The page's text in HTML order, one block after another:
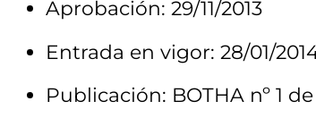
Aprobación: 29/11/2013
Entrada en vigor: 28/01/
Publicación: BOTHA nº 1